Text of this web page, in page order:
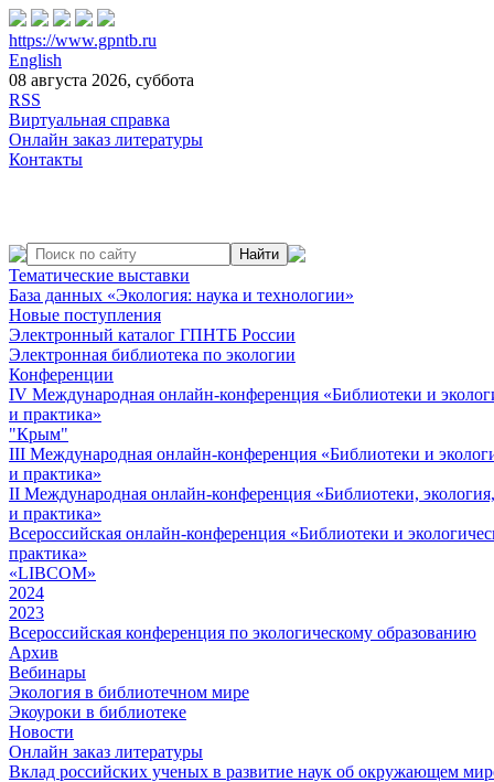
https://www.gpntb.ru
English
08 августа 2026, суббота
RSS
Виртуальная справка
Онлайн заказ литературы
Контакты
Тематические выставки
База данных «Экология: наука и технологии»
Новые поступления
Электронный каталог ГПНТБ России
Электронная библиотека по экологии
Конференции
IV Международная онлайн-конференция «Библиотеки и
и практика»
"Крым"
III Международная онлайн-конференция «Библиотеки и
и практика»
II Международная онлайн-конференция «Библиотеки,
и практика»
Всероссийская онлайн-конференция «Библиотеки и
практика»
«LIBCOM»
2024
2023
Всероссийская конференция по экологическому образованию
Архив
Вебинары
Экология в библиотечном мире
Экоуроки в библиотеке
Новости
Онлайн заказ литературы
Вклад российских ученых в развитие наук об окружающем